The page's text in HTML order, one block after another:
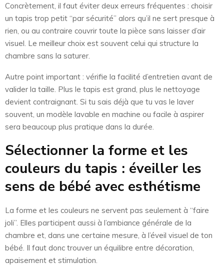
Concrètement, il faut éviter deux erreurs fréquentes : choisir
un tapis trop petit “par sécurité” alors qu’il ne sert presque à
rien, ou au contraire couvrir toute la pièce sans laisser d’air
visuel. Le meilleur choix est souvent celui qui structure la
chambre sans la saturer.
Autre point important : vérifie la facilité d’entretien avant de
valider la taille. Plus le tapis est grand, plus le nettoyage
devient contraignant. Si tu sais déjà que tu vas le laver
souvent, un modèle lavable en machine ou facile à aspirer
sera beaucoup plus pratique dans la durée.
Sélectionner la forme et les
couleurs du tapis : éveiller les
sens de bébé avec esthétisme
La forme et les couleurs ne servent pas seulement à “faire
joli”. Elles participent aussi à l’ambiance générale de la
chambre et, dans une certaine mesure, à l’éveil visuel de ton
bébé. Il faut donc trouver un équilibre entre décoration,
apaisement et stimulation.